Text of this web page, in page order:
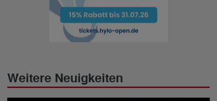
Weitere Neuigkeiten